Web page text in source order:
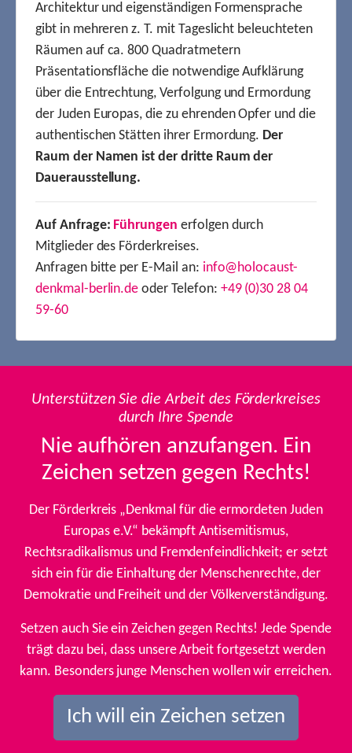
Architektur und eigenständigen Formensprache
gibt in mehreren z. T. mit Tageslicht beleuchteten
Räumen auf ca. 800 Quadratmetern
Präsentationsfläche die notwendige Aufklärung
über die Entrechtung, Verfolgung und Ermordung
der Juden Europas, die zu ehrenden Opfer und die
authentischen Stätten ihrer Ermordung. Der
Raum der Namen ist der dritte Raum der
Dauerausstellung.
Auf Anfrage: Führungen erfolgen durch
Mitglieder des Förderkreises.
Anfragen bitte per E-Mail an: info@holocaust-
denkmal-berlin.de oder Telefon: +49 (0)30 28 04
59-60
Unterstützen Sie die Arbeit des Förderkreises
durch Ihre Spende
Nie aufhören anzufangen. Ein
Zeichen setzen gegen Rechts!
Der Förderkreis „Denkmal für die ermordeten Juden
Europas e.V.“ bekämpft Antisemitismus,
Rechtsradikalismus und Fremdenfeindlichkeit; er setzt
sich ein für die Einhaltung der Menschenrechte, der
Demokratie und Freiheit und der Völkerverständigung.
Setzen auch Sie ein Zeichen gegen Rechts! Jede Spende
trägt dazu bei, dass unsere Arbeit fortgesetzt werden
kann. Besonders junge Menschen wollen wir erreichen.
Ich will ein Zeichen setzen